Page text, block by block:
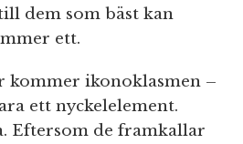
dem som bäst kan
ett.
kommer ikonoklasmen –
ett nyckelelement.
Eftersom de framkallar